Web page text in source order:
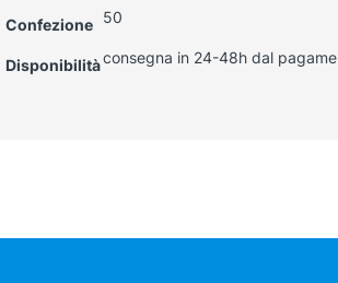
Confezione 50
Disponibilitàconsegna in 24-48h dal